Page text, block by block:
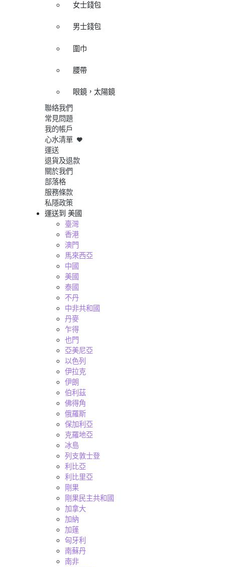
女士錢包
男士錢包
圍巾
腰帶
眼鏡，太陽鏡
聯絡我們
常見問題
我的帳戶
心水清單
運送
退貨及退款
關於我們
部落格
服務條款
私隱政策
運送到 美國
臺灣
香港
澳門
馬來西亞
中國
美國
泰國
不丹
中非共和國
丹麥
乍得
也門
亞美尼亞
以色列
伊拉克
伊朗
伯利茲
佛得角
俄羅斯
保加利亞
克羅地亞
冰島
列支敦士登
利比亞
利比里亞
剛果
剛果民主共和國
加拿大
加納
加蓬
匈牙利
南蘇丹
南非